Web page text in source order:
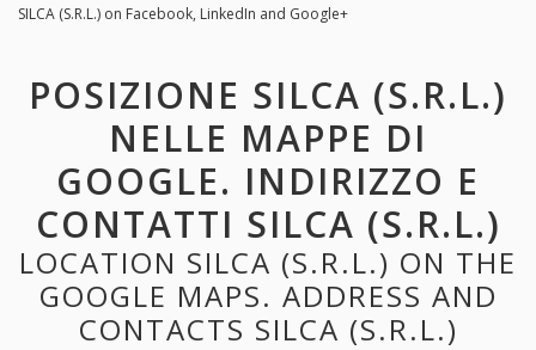
SILCA (S.R.L.) on Facebook, LinkedIn and Google+
POSIZIONE SILCA (S.R.L.)
NELLE MAPPE DI
GOOGLE. INDIRIZZO E
CONTATTI SILCA (S.R.L.)
LOCATION SILCA (S.R.L.) ON THE
GOOGLE MAPS. ADDRESS AND
CONTACTS SILCA (S.R.L.)